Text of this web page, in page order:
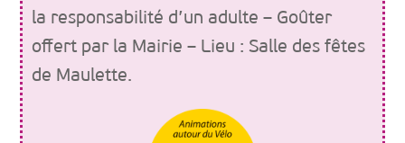
la responsabilité d’un adulte – Goûter
offert par la Mairie – Lieu : Salle des fêtes
de Maulette.